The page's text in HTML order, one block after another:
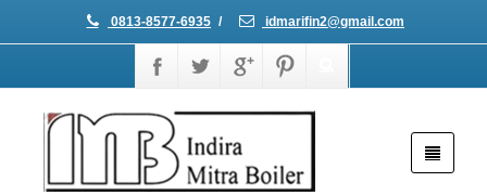
0813-8577-6935 / idmarifin2@gmail.com